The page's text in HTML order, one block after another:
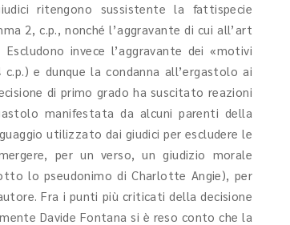
ritengono sussistente la fattispecie
2, c.p., nonché l’aggravante di cui all’art
invece l’aggravante dei «motivi
e dunque la condanna all’ergastolo ai
di primo grado ha suscitato reazioni
manifestata da alcuni parenti della
utilizzato dai giudici per escludere le
per un verso, un giudizio morale
lo pseudonimo di Charlotte Angie), per
Fra i punti più criticati della decisione
Davide Fontana si è reso conto che la